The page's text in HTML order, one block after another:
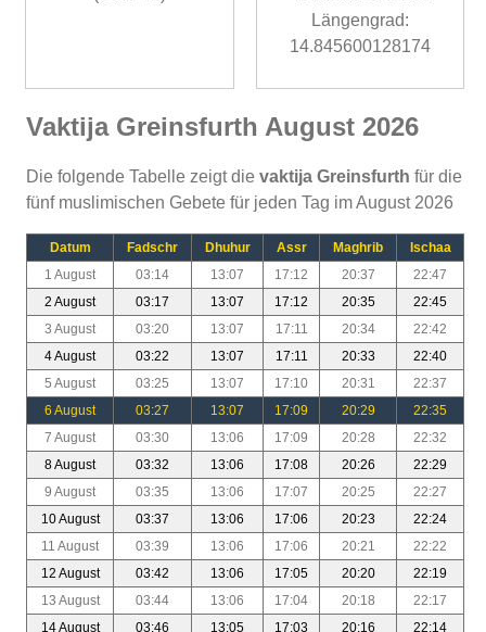
Längengrad:
14.845600128174
Vaktija Greinsfurth August 2026
Die folgende Tabelle zeigt die vaktija Greinsfurth für die
fünf muslimischen Gebete für jeden Tag im August 2026
Datum Fadschr Dhuhur Assr Maghrib
Ischaa
1 August
03:14 13:07 17:12 20:37
22:47
2 August
03:17 13:07 17:12 20:35
22:45
3 August
03:20 13:07 17:11 20:34
22:42
4 August
03:22 13:07 17:11 20:33
22:40
5 August
03:25 13:07 17:10 20:31
22:37
6 August
03:27 13:07 17:09 20:29
22:35
7 August
03:30 13:06 17:09 20:28
22:32
8 August
03:32 13:06 17:08 20:26
22:29
9 August
03:35 13:06 17:07 20:25
22:27
10 August
03:37 13:06 17:06 20:23
22:24
11 August
03:39 13:06 17:06 20:21
22:22
12 August
03:42 13:06 17:05 20:20
22:19
13 August
03:44 13:06 17:04 20:18
22:17
14 August
03:46 13:05 17:03 20:16 22:14